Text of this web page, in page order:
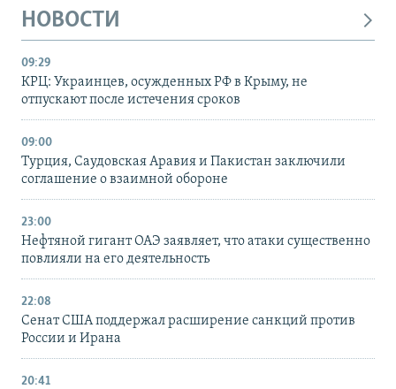
НОВОСТИ
09:29
КРЦ: Украинцев, осужденных РФ в Крыму, не
отпускают после истечения сроков
09:00
Турция, Саудовская Аравия и Пакистан заключили
соглашение о взаимной обороне
23:00
Нефтяной гигант ОАЭ заявляет, что атаки существенно
повлияли на его деятельность
22:08
Сенат США поддержал расширение санкций против
России и Ирана
20:41